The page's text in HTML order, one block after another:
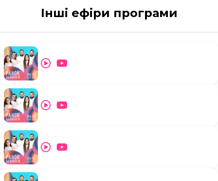
Інші ефіри програми